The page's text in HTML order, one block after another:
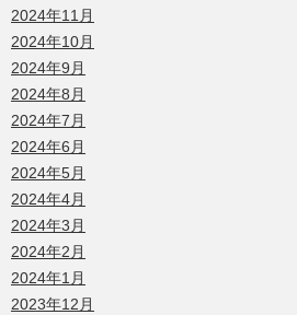
2024年11月
2024年10月
2024年9月
2024年8月
2024年7月
2024年6月
2024年5月
2024年4月
2024年3月
2024年2月
2024年1月
2023年12月